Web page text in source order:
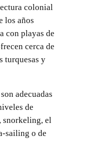
colonial
los años
con playas de
cerca de
turquesas y
adecuadas
de
snorkeling, el
sailing o de